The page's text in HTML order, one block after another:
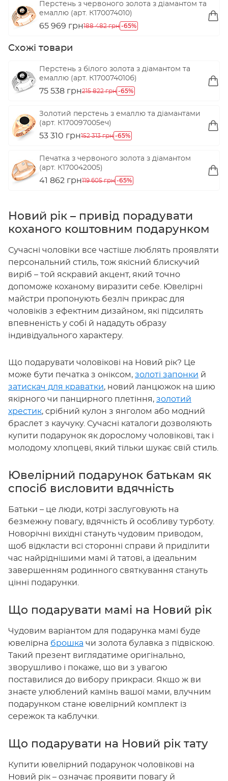
Перстень з червоного золота з діамантом та
емаллю (арт. К170074010)
65 969 грн188 482 грн -65%
Схожі товари
Перстень з білого золота з діамантом та
емаллю (арт. К170074010б)
75 538 грн215 822 грн -65%
Золотий перстень з емаллю та діамантами
(арт. К170097005еч)
53 310 грн152 313 грн -65%
Печатка з червоного золота з діамантом
(арт. К170042005)
41 862 грн119 605 грн -65%
Новий рік – привід порадувати
коханого коштовним подарунком
Сучасні чоловіки все частіше люблять проявляти
персональний стиль, тож якісний блискучий
виріб – той яскравий акцент, який точно
допоможе коханому виразити себе. Ювелірні
майстри пропонують безліч прикрас для
чоловіків з ефектним дизайном, які підсилять
впевненість у собі й нададуть образу
індивідуального характеру.
Що подарувати чоловікові на Новий рік? Це
може бути печатка з оніксом, золоті запонки й
затискач для краватки, новий ланцюжок на шию
якірного чи панцирного плетіння, золотий
хрестик, срібний кулон з янголом або модний
браслет з каучуку. Сучасні каталоги дозволяють
купити подарунок як дорослому чоловікові, так і
молодому хлопцеві, який тільки шукає свій стиль.
Ювелірний подарунок батькам як
спосіб висловити вдячність
Батьки – це люди, котрі заслуговують на
безмежну повагу, вдячність й особливу турботу.
Новорічні вихідні стануть чудовим приводом,
щоб відкласти всі сторонні справи й приділити
час найріднішими мамі й татові, а ідеальним
завершенням родинного святкування стануть
цінні подарунки.
Що подарувати мамі на Новий рік
Чудовим варіантом для подарунка мамі буде
ювелірна брошка чи золота булавка з підвіскою.
Такий презент виглядатиме оригінально,
зворушливо і покаже, що ви з увагою
поставилися до вибору прикраси. Якщо ж ви
знаєте улюблений камінь вашої мами, влучним
подарунком стане ювелірний комплект із
сережок та каблучки.
Що подарувати на Новий рік тату
Купити ювелірний подарунок чоловікові на
Новий рік – означає проявити повагу й